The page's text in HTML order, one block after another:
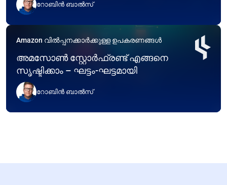
റോബിൻ ബാൽസ്
Amazon വിൽപ്പനക്കാർക്കുള്ള ഉപകരണങ്ങൾ
അമസോൺ സ്റ്റോർഫ്രണ്ട് എങ്ങനെ
സൃഷ്ടിക്കാം – ഘട്ടം-ഘട്ടമായി
റോബിൻ ബാൽസ്